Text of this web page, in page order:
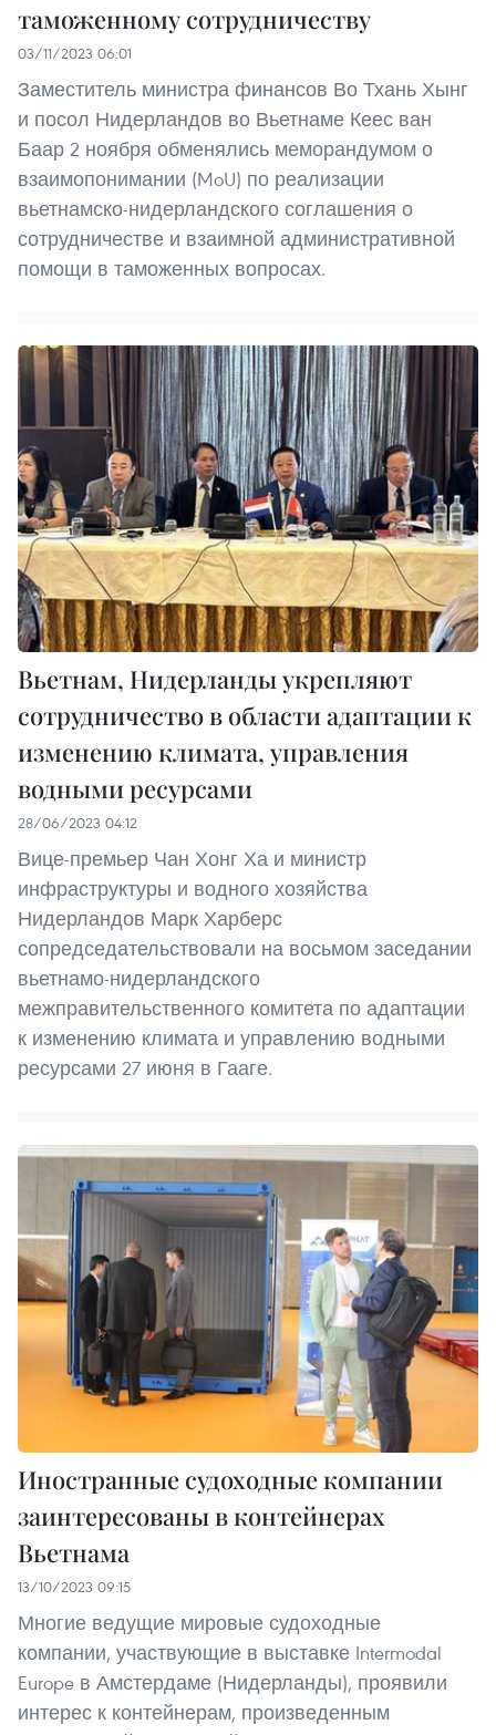
таможенному сотрудничеству
03/11/2023 06:01
Заместитель министра финансов Во Тхань Хынг
и посол Нидерландов во Вьетнаме Кеес ван
Баар 2 ноября обменялись меморандумом о
взаимопонимании (MoU) по реализации
вьетнамско-нидерландского соглашения о
сотрудничестве и взаимной административной
помощи в таможенных вопросах.
Вьетнам, Нидерланды укрепляют
сотрудничество в области адаптации к
изменению климата, управления
водными ресурсами
28/06/2023 04:12
Вице-премьер Чан Хонг Ха и министр
инфраструктуры и водного хозяйства
Нидерландов Марк Харберс
сопредседательствовали на восьмом заседании
вьетнамо-нидерландского
межправительственного комитета по адаптации
к изменению климата и управлению водными
ресурсами 27 июня в Гааге.
Иностранные судоходные компании
заинтересованы в контейнерах
Вьетнама
13/10/2023 09:15
Многие ведущие мировые судоходные
компании, участвующие в выставке Intermodal
Europe в Амстердаме (Нидерланды), проявили
интерес к контейнерам, произведенным